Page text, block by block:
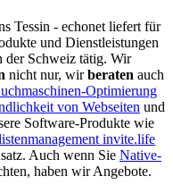
Tessin - echonet liefert für
und Dienstleistungen
der Schweiz tätig. Wir
nicht nur, wirberaten auch
Optimierung
von Webseiten und
Software-Produkte wie
invite.life
Auch wenn Sie Native-
haben wir Angebote.